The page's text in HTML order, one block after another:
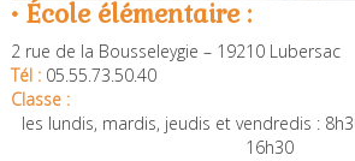
• École élémentaire :
2 rue de la Bousseleygie – 19210 Lubersac
Tél : 05.55.73.50.40
Classe :
les lundis, mardis, jeudis et vendredis :
16h30